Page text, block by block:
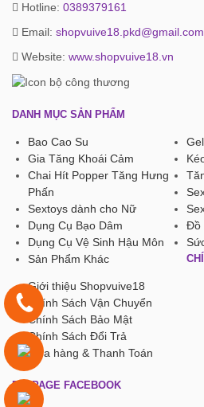
Hotline: 0389379161
Email: shopvuive18.pkd@gmail.com
Website: www.shopvuive18.vn
DANH MỤC SẢN PHẨM
Bao Cao Su
Gia Tăng Khoái Cảm
Chai Hít Popper Tăng Hưng
Phấn
Sextoys dành cho Nữ
Dụng Cụ Bạo Dâm
Đồ
Dụng Cụ Vệ Sinh Hậu Môn
Sản Phẩm Khác
Giới thiệu Shopvuive18
Chính Sách Vận Chuyển
Chính Sách Bảo Mật
Chính Sách Đổi Trả
Mua hàng & Thanh Toán
FANPAGE FACEBOOK